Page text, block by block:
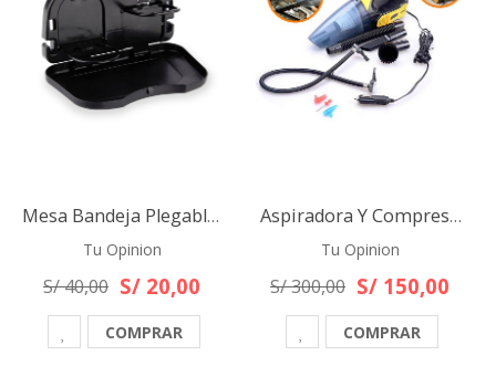
Mesa Bandeja Plegable para auto
Tu Opinion
S/ 20,00
S/ 40,00
COMPRAR
Aspiradora Y Compresor De Aire Para Auto 120 Watts Potente
Tu Opinion
S/ 150,00
S/ 300,00
COMPRAR